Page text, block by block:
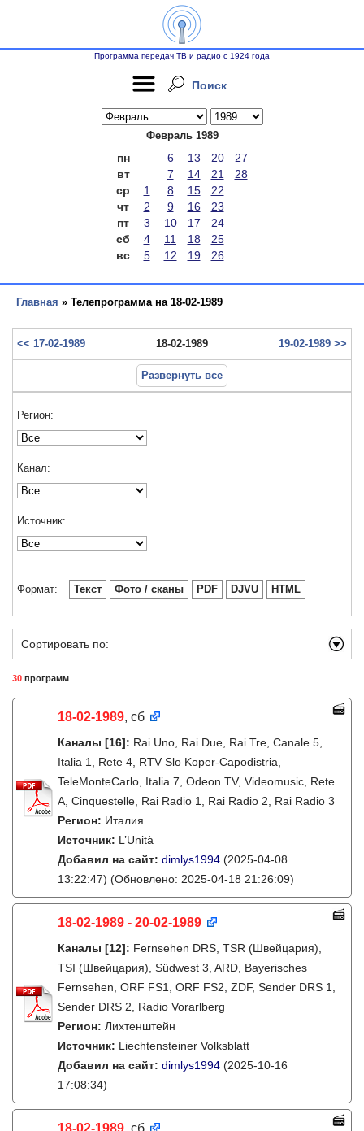
Программа передач ТВ и радио с 1924 года
Поиск
Февраль 1989
пн 6 13 20
27
вт
7 14 21
28
ср
1 8 15
22
чт
2 9 16
23
пт
3 10 17
24
сб
4 11 18
25
вс
5 12 19 26
Главная » Телепрограмма на 18-02-1989
<< 17-02-1989 18-02-1989 19-02-1989 >>
Развернуть все
Регион:
Канал:
Источник:
Формат: Текст Фото / сканы PDF DJVU HTML
Сортировать по:
30 программ
18-02-1989, сб
Каналы [16]: Rai Uno, Rai Due, Rai Tre, Canale 5,
Italia 1, Rete 4, RTV Slo Koper-Capodistria,
TeleMonteCarlo, Italia 7, Odeon TV, Videomusic, Rete
A, Cinquestelle, Rai Radio 1, Rai Radio 2, Rai Radio 3
Регион: Италия
Источник: L’Unità
Добавил на сайт: dimlys1994 (2025-04-08
13:22:47) (Обновлено: 2025-04-18 21:26:09)
18-02-1989 - 20-02-1989
Каналы [12]: Fernsehen DRS, TSR (Швейцария),
TSI (Швейцария), Südwest 3, ARD, Bayerisches
Fernsehen, ORF FS1, ORF FS2, ZDF, Sender DRS 1,
Sender DRS 2, Radio Vorarlberg
Регион: Лихтенштейн
Источник: Liechtensteiner Volksblatt
Добавил на сайт: dimlys1994 (2025-10-16
17:08:34)
18-02-1989, сб